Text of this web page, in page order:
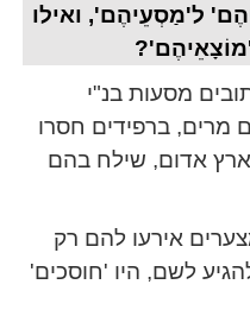
ל'מַסְעֵיהֶם', ואילו
מסעות בנ"י
מרים, ברפידים חסרו
אדום, שילח בהם
אירעו להם רק
לשם, היו 'חוסכים'